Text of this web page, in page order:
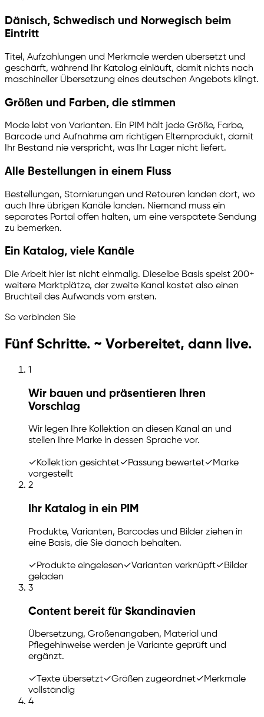
Dänisch, Schwedisch und Norwegisch beim
Eintritt
Titel, Aufzählungen und Merkmale werden übersetzt und
geschärft, während Ihr Katalog einläuft, damit nichts nach
maschineller Übersetzung eines deutschen Angebots klingt.
Größen und Farben, die stimmen
Mode lebt von Varianten. Ein PIM hält jede Größe, Farbe,
Barcode und Aufnahme am richtigen Elternprodukt, damit
Ihr Bestand nie verspricht, was Ihr Lager nicht liefert.
Alle Bestellungen in einem Fluss
Bestellungen, Stornierungen und Retouren landen dort, wo
auch Ihre übrigen Kanäle landen. Niemand muss ein
separates Portal offen halten, um eine verspätete Sendung
zu bemerken.
Ein Katalog, viele Kanäle
Die Arbeit hier ist nicht einmalig. Dieselbe Basis speist 200+
weitere Marktplätze, der zweite Kanal kostet also einen
Bruchteil des Aufwands vom ersten.
So verbinden Sie
Fünf Schritte. ~ Vorbereitet, dann live.
1
Wir bauen und präsentieren Ihren
Vorschlag
Wir legen Ihre Kollektion an diesen Kanal an und
stellen Ihre Marke in dessen Sprache vor.
✓Kollektion gesichtet✓Passung bewertet✓Marke
vorgestellt
2
Ihr Katalog in ein PIM
Produkte, Varianten, Barcodes und Bilder ziehen in
eine Basis, die Sie danach behalten.
✓Produkte eingelesen✓Varianten verknüpft✓Bilder
geladen
3
Content bereit für Skandinavien
Übersetzung, Größenangaben, Material und
Pflegehinweise werden je Variante geprüft und
ergänzt.
✓ Texte übersetzt✓Größen zugeordnet✓Merkmale
vollständig
4